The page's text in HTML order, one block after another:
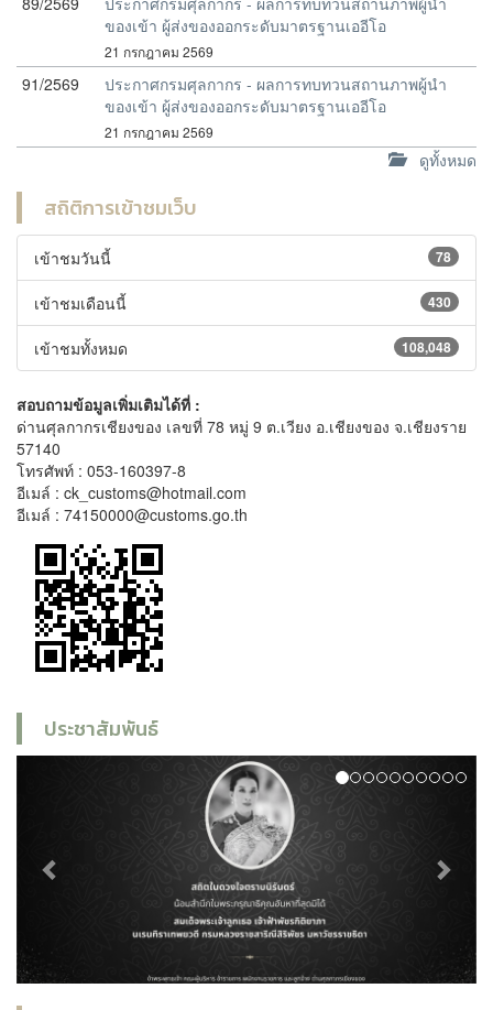
ของเข้า ผู้ส่งของออกระดับมาตรฐานเออีโอ
21 กรกฎาคม 2569
91/2569
ประกาศกรมศุลกากร - ผลการทบทวนสถานภาพผู้นำ
ของเข้า ผู้ส่งของออกระดับมาตรฐานเออีโอ
21 กรกฎาคม 2569
ดูทั้งหมด
สถิติการเข้าชมเว็บ
78
เข้าชมวันนี้
430
เข้าชมเดือนนี้
108,048
เข้าชมทั้งหมด
สอบถามข้อมูลเพิ่มเติมได้ที่ :
ด่านศุลกากรเชียงของ เลขที่ 78 หมู่ 9 ต.เวียง อ.เชียงของ จ.เชียงราย
57140
โทรศัพท์ : 053-160397-8
อีเมล์ : ck_customs@hotmail.com
อีเมล์ : 74150000@customs.go.th
ประชาสัมพันธ์
Next